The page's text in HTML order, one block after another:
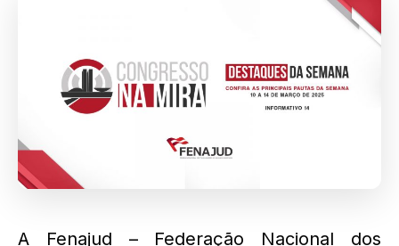
A Fenajud – Federação Nacional dos